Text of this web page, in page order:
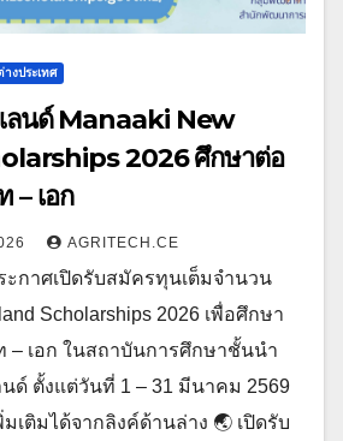
งประเทศ
ลนด์ Manaaki New
2026 ศึกษาต่อ
– เอก
AGRITECH.CE
กาศเปิดรับสมัครทุนเต็มจำนวน
Scholarships 2026 เพื่อศึกษา
เอก ในสถาบันการศึกษาชั้นนำ
ด์ ตั้งแต่วันที่ 1 – 31 มีนาคม 2569
เติมได้จากลิงค์ด้านล่าง 🌏 เปิดรับ